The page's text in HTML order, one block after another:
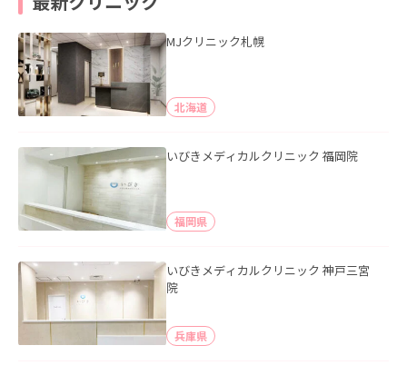
MJクリニック札幌
北海道
いびきメディカルクリニック 福岡院
福岡県
いびきメディカルクリニック 神戸三宮
院
兵庫県